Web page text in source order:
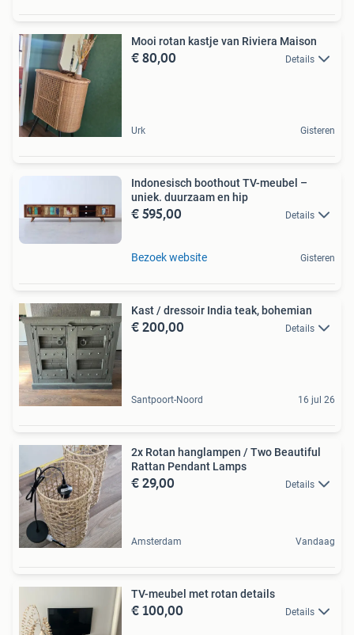
Mooi rotan kastje van Riviera Maison
€ 80,00 Details
Urk Gisteren
Indonesisch boothout TV-meubel –
uniek. duurzaam en hip
€ 595,00 Details
Bezoek website Gisteren
Kast / dressoir India teak, bohemian
€ 200,00 Details
Santpoort-Noord 16 jul 26
2x Rotan hanglampen / Two Beautiful
Rattan Pendant Lamps
€ 29,00 Details
Amsterdam Vandaag
TV-meubel met rotan details
€ 100,00 Details